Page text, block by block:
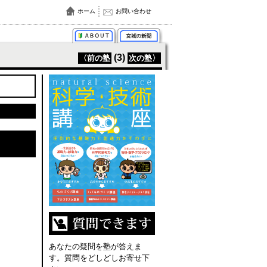
ホーム お問い合わせ
〈前の塾 (3) 次の塾〉
あなたの疑問を塾が答えま
す。質問をどしどしお寄せ下